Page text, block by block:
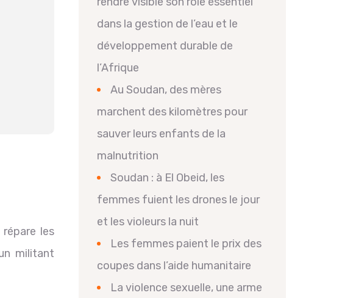
les
militant
dans la gestion de l’eau et le
développement durable de
l’Afrique
Au Soudan, des mères
marchent des kilomètres pour
sauver leurs enfants de la
malnutrition
Soudan : à El Obeid, les
femmes fuient les drones le jour
et les violeurs la nuit
Les femmes paient le prix des
coupes dans l’aide humanitaire
La violence sexuelle, une arme